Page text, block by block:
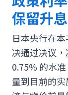
保留升
日本央行在
决通过决议
0.75% 的水
量到目前的